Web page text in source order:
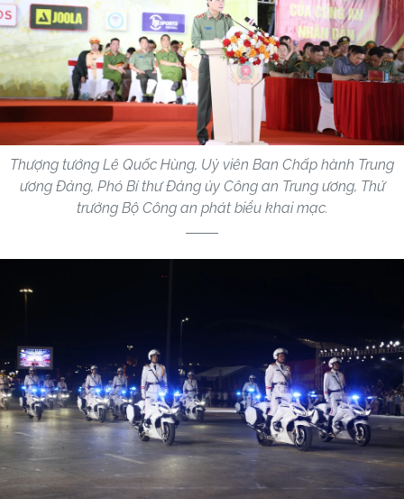
Thượng tướng Lê Quốc Hùng, Uỷ viên Ban Chấp hành Trung
ương Đảng, Phó Bí thư Đảng ủy Công an Trung ương, Thứ
trưởng Bộ Công an phát biểu khai mạc.